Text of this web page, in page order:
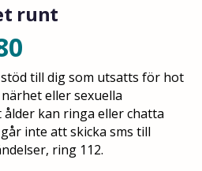
runt
till dig som utsatts för hot
eller sexuella
kan ringa eller chatta
inte att skicka sms till
ring 112.